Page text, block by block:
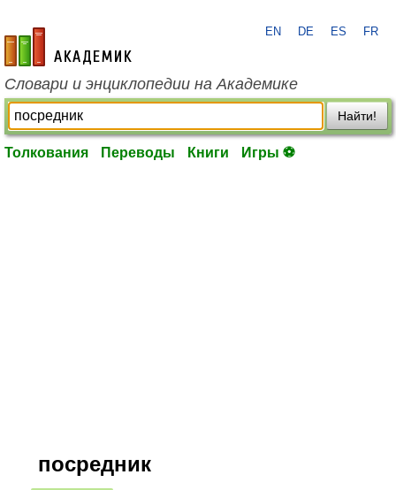
academic.ru
EN DE ES FR
Словари и энциклопедии на Академике
Найти!
Толкования Переводы Книги Игры ⚽
посредник